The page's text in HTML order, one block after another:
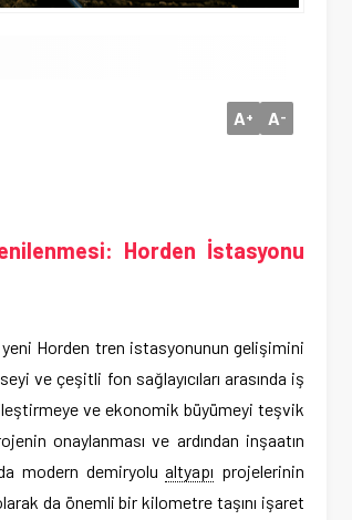
A+ A-
Horden İstasyonu
Horden tren istasyonunun gelişimini
ve çeşitli fon sağlayıcıları arasında iş
ve ekonomik büyümeyi teşvik
onaylanması ve ardından inşaatın
modern demiryolualtyapı projelerinin
da önemli bir kilometre taşını işaret